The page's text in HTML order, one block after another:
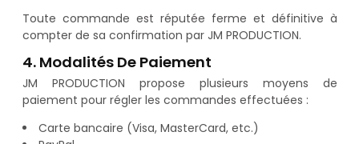
Toute commande est réputée ferme et définitive à
compter de sa confirmation par JM PRODUCTION.
4. Modalités De Paiement
JM PRODUCTION propose plusieurs moyens de
paiement pour régler les commandes effectuées :
Carte bancaire (Visa, MasterCard, etc.)